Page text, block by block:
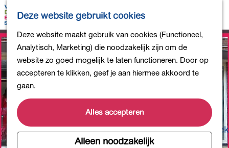
Deze website gebruikt cookies
Deze website maakt gebruik van cookies (Functioneel,
Analytisch, Marketing) die noodzakelijk zijn om de
website zo goed mogelijk te laten functioneren. Door op
accepteren te klikken, geef je aan hiermee akkoord te
gaan.
Alles accepteren
Alleen noodzakelijk
G
n
a
a
r
d
e
h
K
a
r
t
Z
e
k
e
n
e
n
u
Bollen en Bloemen
Uit eten
DB4daagse - Inschrijven
Kinderactiviteiten
De natuur in
Musea en meer
Producten uit de Bollenstreek
Gezond en actief